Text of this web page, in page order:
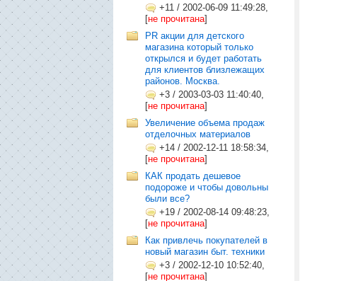
+11 / 2002-06-09 11:49:28,
[не прочитана]
PR акции для детского
магазина который только
открылся и будет работать
для клиентов близлежащих
районов. Москва.
+3 / 2003-03-03 11:40:40,
[не прочитана]
Увеличение объема продаж
отделочных материалов
+14 / 2002-12-11 18:58:34,
[не прочитана]
КАК продать дешевое
подороже и чтобы довольны
были все?
+19 / 2002-08-14 09:48:23,
[не прочитана]
Как привлечь покупателей в
новый магазин быт. техники
+3 / 2002-12-10 10:52:40,
[не прочитана]